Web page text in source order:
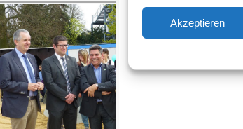
Akzeptieren